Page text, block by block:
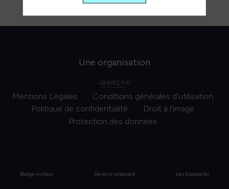
Une organisation
Mentions Légales
Conditions générales d'utilisation
Politique de confidentialité
Droit à l'image
Protection des données
Badge visiteur Devenir exposant Les Exposants